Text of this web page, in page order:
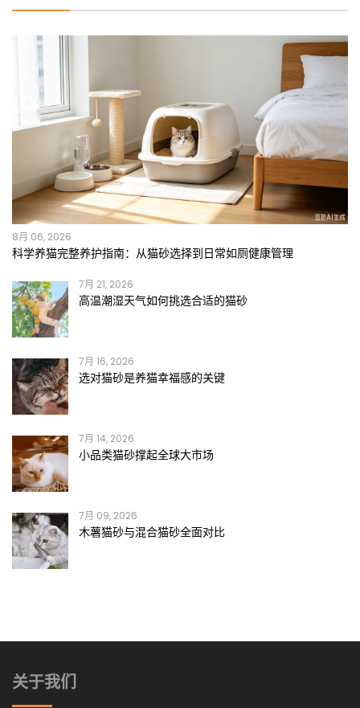
8月 06, 2026
科学养猫完整养护指南：从猫砂选择到日常如厕健康管理
7月 21, 2026
高温潮湿天气如何挑选合适的猫砂
7月 16, 2026
选对猫砂是养猫幸福感的关键
7月 14, 2026
小品类猫砂撑起全球大市场
7月 09, 2026
木薯猫砂与混合猫砂全面对比
关于我们